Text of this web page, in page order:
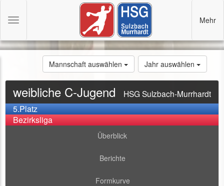
Mannschaft auswählen Jahr auswählen
weibliche C-Jugend HSG Sulzbach-Murrhardt
5.Platz
Bezirksliga
Überblick
Berichte
Formkurve
Toggle
Mehr